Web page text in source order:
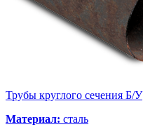
Трубы круглого сечения Б/У
Материал: сталь